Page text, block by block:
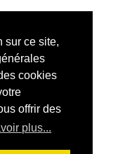
sur ce site,
cookies
offrir des
plus...